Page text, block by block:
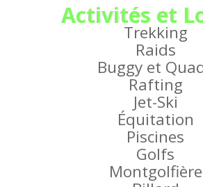
Activités et
Trekking
Raids
Buggy et
Rafting
Jet-Ski
Équitation
Piscines
Golfs
Montgolfière